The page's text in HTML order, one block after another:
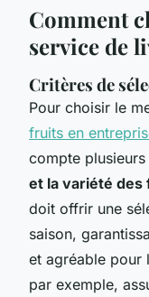
Comment
service de
Critères de
Pour choisir le
fruits en
compte
et la variété des
doit offrir une
saison,
et agréable pour
par exemple,